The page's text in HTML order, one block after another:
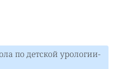
по детской урологии-